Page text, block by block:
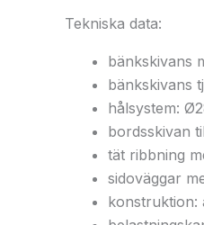
Tekniska data:
bänkskivans
bänkskivans
hålsystem:
bordsskivan
tät ribbning
sidoväggar
konstruktion: